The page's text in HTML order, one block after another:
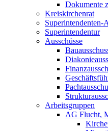
Dokumente
Kreiskirchenrat
Superintendenten-
Superintendentur
Ausschüsse
Arbeitsgruppen
AG Flucht,